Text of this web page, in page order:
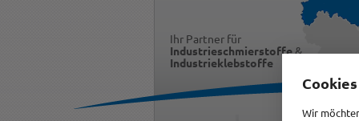
Wir
Ihr Partner für
Industrieschmierstoffe&
Industrieklebstoffe